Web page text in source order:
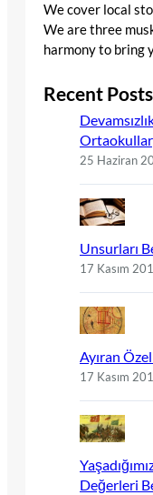
We cover local
We are three
harmony to bring
Recent Posts
25 Haziran
Unsurları
17 Kasım
Ayıran
17 Kasım
Değerleri